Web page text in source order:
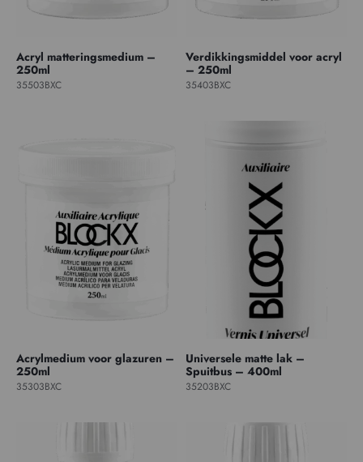
Acryl matteringsmedium –
250ml
35503BXC
Verdikkingsmiddel voor acryl
– 250ml
35403BXC
Acrylmedium voor glazuren –
250ml
35303BXC
Universele matte lak –
Spuitbus – 400ml
35203BXC